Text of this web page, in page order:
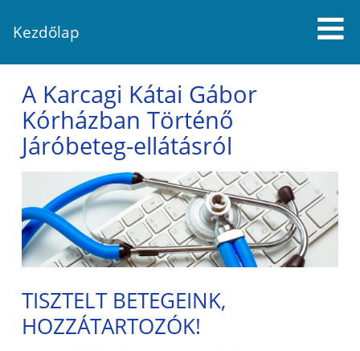
Kezdőlap
A Karcagi Kátai Gábor
Kórházban Történő
Járóbeteg-ellátásról
TISZTELT BETEGEINK,
HOZZÁTARTOZÓK!